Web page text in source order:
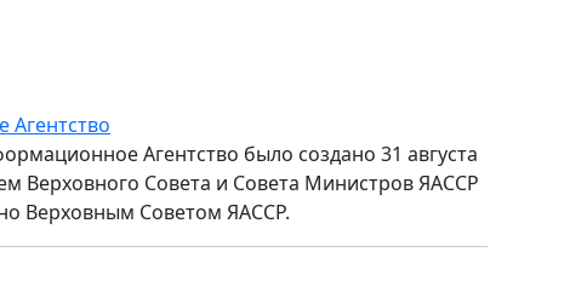
Агентство
Агентство было создано 31 августа
Верховного Совета и Совета Министров ЯАССР
Верховным Советом ЯАССР.